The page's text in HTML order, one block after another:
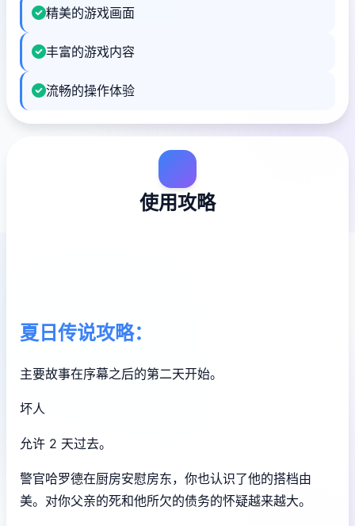
精美的游戏画面
丰富的游戏内容
流畅的操作体验
使用攻略
夏日传说攻略：
主要故事在序幕之后的第二天开始。
坏人
允许 2 天过去。
警官哈罗德在厨房安慰房东，你也认识了他的搭档由
美。对你父亲的死和他所欠的债务的怀疑越来越大。